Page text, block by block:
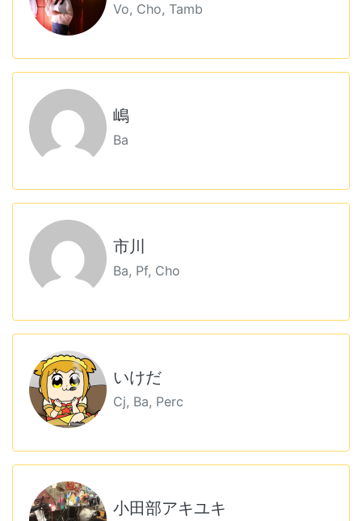
Vo, Cho, Tamb
嶋
Ba
市川
Ba, Pf, Cho
いけだ
Cj, Ba, Perc
小田部アキユキ